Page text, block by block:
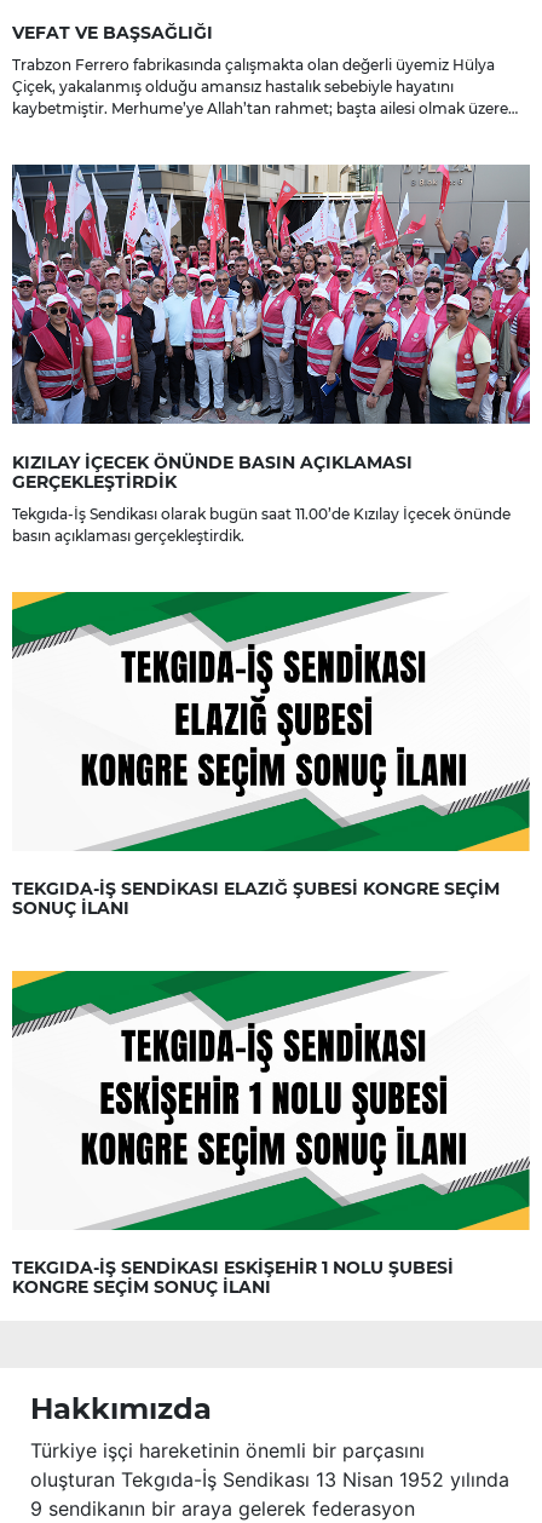
VEFAT VE BAŞSAĞLIĞI
Trabzon Ferrero fabrikasında çalışmakta olan değerli üyemiz Hülya
Çiçek, yakalanmış olduğu amansız hastalık sebebiyle hayatını
kaybetmiştir. Merhume’ye Allah’tan rahmet; başta ailesi olmak üzere
KIZILAY İÇECEK ÖNÜNDE BASIN AÇIKLAMASI
GERÇEKLEŞTİRDİK
Tekgıda-İş Sendikası olarak bugün saat 11.00’de Kızılay İçecek önünde
basın açıklaması gerçekleştirdik.
TEKGIDA-İŞ SENDİKASI ELAZIĞ ŞUBESİ KONGRE SEÇİM
SONUÇ İLANI
TEKGIDA-İŞ SENDİKASI ESKİŞEHİR 1 NOLU ŞUBESİ
KONGRE SEÇİM SONUÇ İLANI
Hakkımızda
Türkiye işçi hareketinin önemli bir parçasını
oluşturan Tekgıda-İş Sendikası 13 Nisan 1952 yılında
9 sendikanın bir araya gelerek federasyon